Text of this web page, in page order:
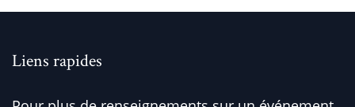
Liens rapides